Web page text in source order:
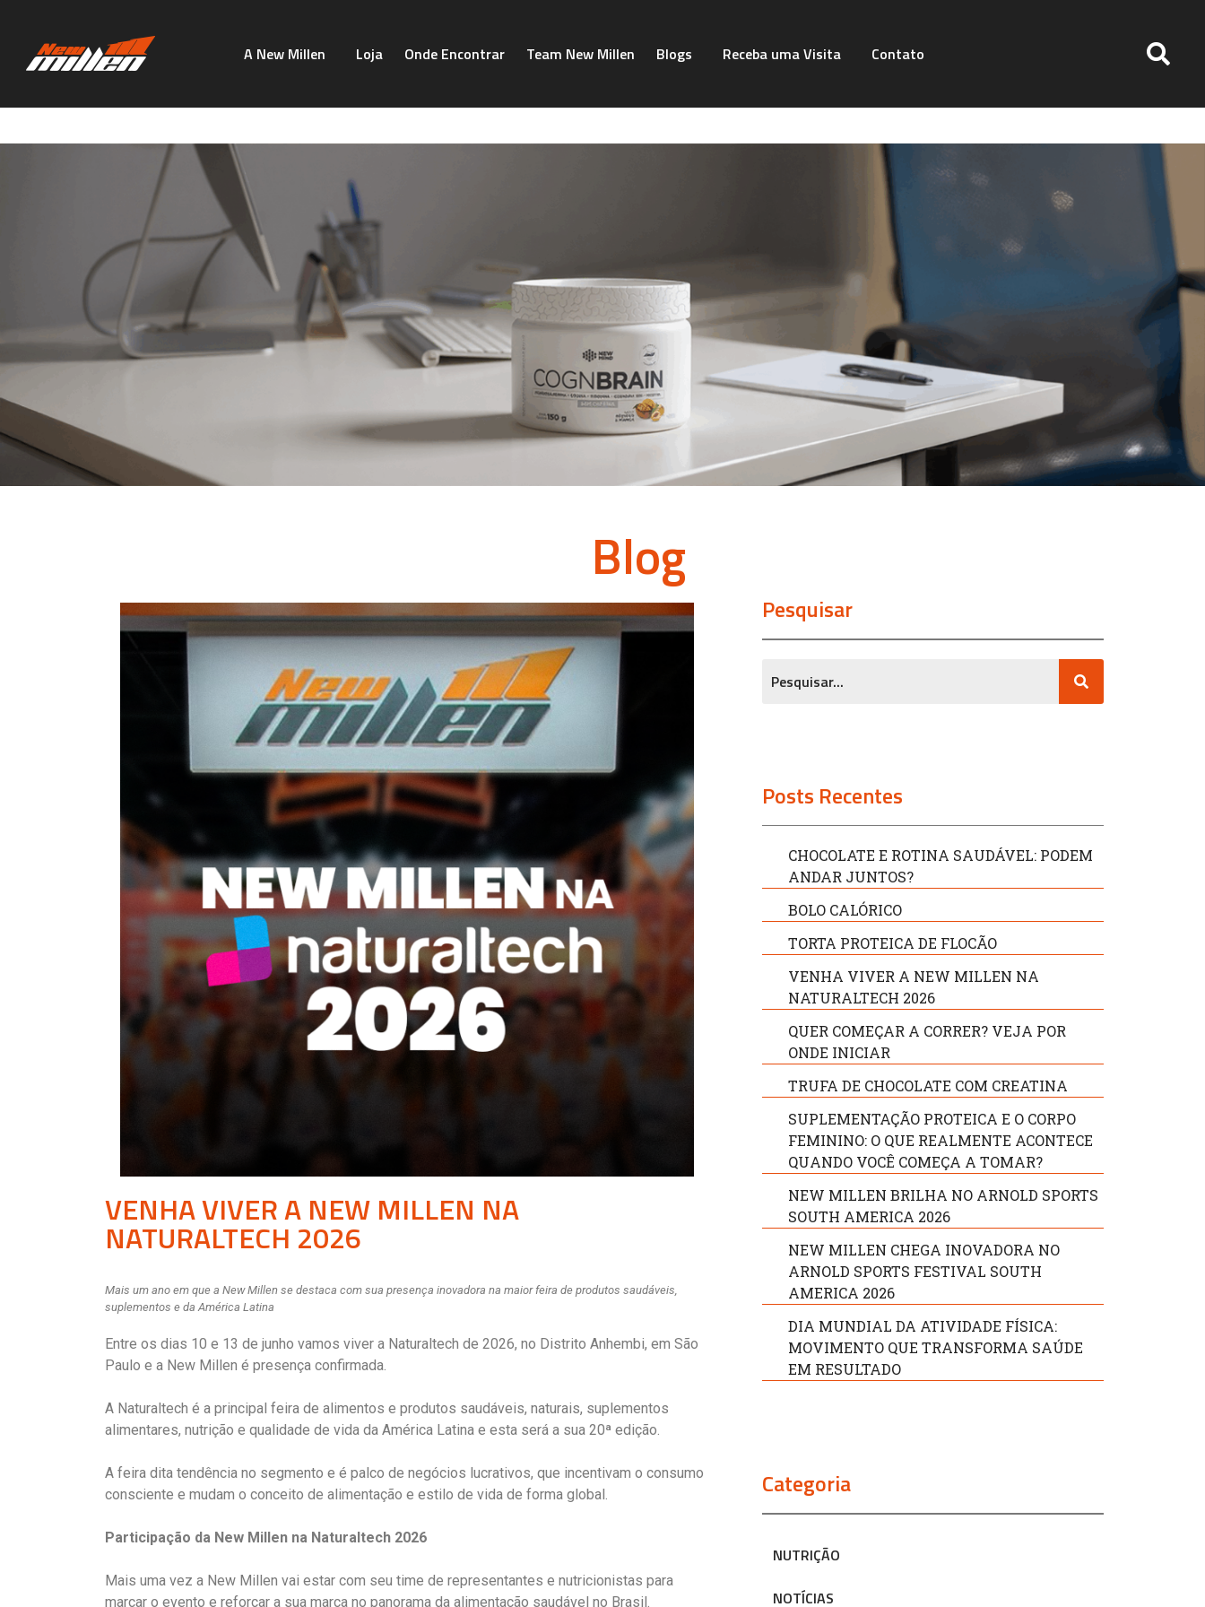
A New Millen Loja Onde Encontrar Team New Millen Blogs Receba uma Visita Contato
Blog
VENHA VIVER A NEW MILLEN NA
NATURALTECH 2026
Mais um ano em que a New Millen se destaca com sua presença inovadora na maior feira de produtos saudáveis,
suplementos e da América Latina
Entre os dias 10 e 13 de junho vamos viver a Naturaltech de 2026, no Distrito Anhembi, em São
Paulo e a New Millen é presença confirmada.
A Naturaltech é a principal feira de alimentos e produtos saudáveis, naturais, suplementos
alimentares, nutrição e qualidade de vida da América Latina e esta será a sua 20ª edição.
A feira dita tendência no segmento e é palco de negócios lucrativos, que incentivam o consumo
consciente e mudam o conceito de alimentação e estilo de vida de forma global.
Participação da New Millen na Naturaltech 2026
Mais uma vez a New Millen vai estar com seu time de representantes e nutricionistas para
marcar o evento e reforçar a sua marca no panorama da alimentação saudável no Brasil.
Pesquisar
Posts Recentes
CHOCOLATE E ROTINA SAUDÁVEL: PODEM
ANDAR JUNTOS?
BOLO CALÓRICO
TORTA PROTEICA DE FLOCÃO
VENHA VIVER A NEW MILLEN NA
NATURALTECH 2026
QUER COMEÇAR A CORRER? VEJA POR
ONDE INICIAR
TRUFA DE CHOCOLATE COM CREATINA
SUPLEMENTAÇÃO PROTEICA E O CORPO
FEMININO: O QUE REALMENTE ACONTECE
QUANDO VOCÊ COMEÇA A TOMAR?
NEW MILLEN BRILHA NO ARNOLD SPORTS
SOUTH AMERICA 2026
NEW MILLEN CHEGA INOVADORA NO
ARNOLD SPORTS FESTIVAL SOUTH
AMERICA 2026
DIA MUNDIAL DA ATIVIDADE FÍSICA:
MOVIMENTO QUE TRANSFORMA SAÚDE
EM RESULTADO
Categoria
NUTRIÇÃO
NOTÍCIAS